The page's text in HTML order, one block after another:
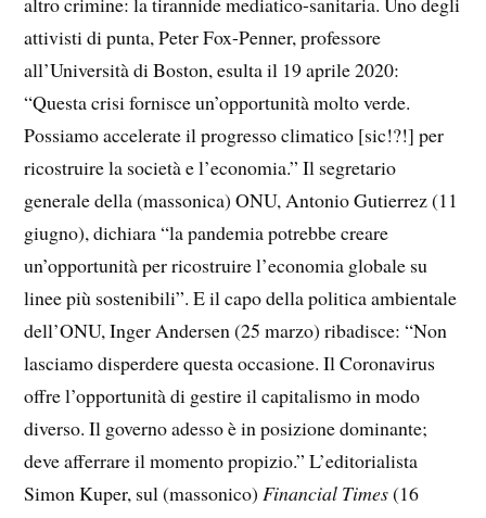
attivisti di punta, Peter Fox-Penner, professore
all’Università di Boston, esulta il 19 aprile 2020:
“Questa crisi fornisce un’opportunità molto verde.
Possiamo accelerate il progresso climatico [sic!?!] per
ricostruire la società e l’economia.” Il segretario
generale della (massonica) ONU, Antonio Gutierrez (11
giugno), dichiara “la pandemia potrebbe creare
un’opportunità per ricostruire l’economia globale su
linee più sostenibili”. E il capo della politica ambientale
dell’ONU, Inger Andersen (25 marzo) ribadisce: “Non
lasciamo disperdere questa occasione. Il Coronavirus
offre l’opportunità di gestire il capitalismo in modo
diverso. Il governo adesso è in posizione dominante;
deve afferrare il momento propizio.” L’editorialista
Simon Kuper, sul (massonico) Financial Times(16